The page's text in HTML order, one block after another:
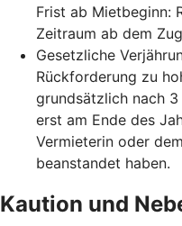
Frist ab Mietbeginn:
Zeitraum ab dem
Gesetzliche
Rückforderung zu
grundsätzlich nach
erst am Ende des
Vermieterin oder
beanstandet haben.
Kaution und